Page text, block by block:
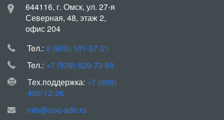
644116, г. Омск, ул. 27-я
Северная, 48, этаж 2,
офис 204
Teл.: 8 (800) 101-57-21
Teл.: +7 (939) 829-73-69
Тех.поддержка: +7 (999)
456-12-26
info@ooo-ado.ru